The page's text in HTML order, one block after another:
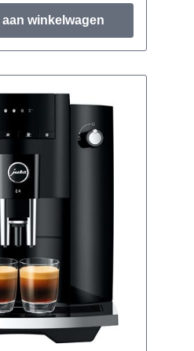
winkelwagen